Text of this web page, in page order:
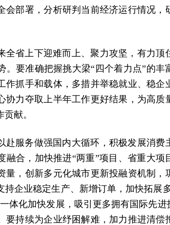
会部署，分析研判当前经济运行情况
全省上下迎难而上、聚力攻坚，有力
。要准确把握挑大梁“四个着力点”的
作抓手和载体，多措并举稳就业、稳
协力夺取上半年工作更好结果，为高
献。
赴服务做强国内大循环，积极发展消
融合，加快推进“两重”项目、省重大
量，创新多元化城市更新投融资机制
持企业稳定生产、新增订单，加快拓展
体化加快发展，吸引更多拥有国际先
要持续为企业纾困解难，加力推进清